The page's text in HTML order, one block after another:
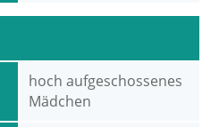
hoch aufgeschossenes
Mädchen